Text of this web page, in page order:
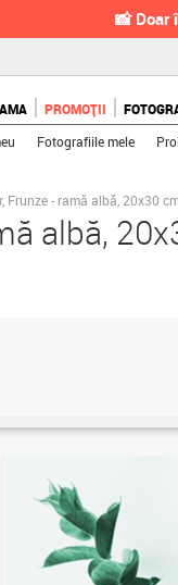
📸 Doar
PROMOȚII
Fotografiile mele
Frunze - ramă albă, 20x30
albă,